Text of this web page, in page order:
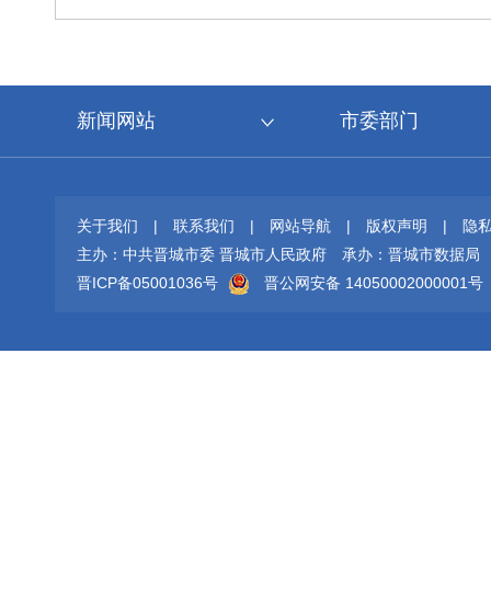
新闻网站 市委部门
关于我们 | 联系我们 | 网站导航 | 版权声明 |
隐
主办：中共晋城市委 晋城市人民政府
承办：晋城市数据局
晋ICP备05001036号
晋公网安备 14050002000001号